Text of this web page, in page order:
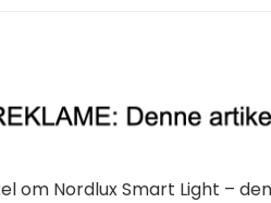
om Nordlux Smart Light –